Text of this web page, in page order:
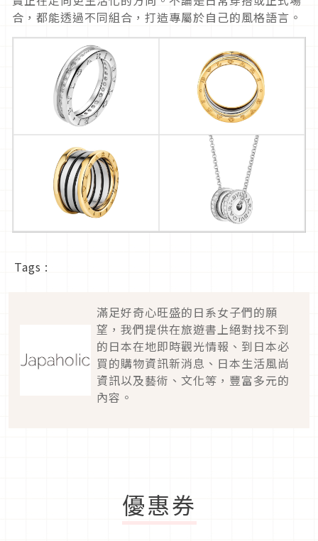
合，都能透過不同組合， 打造專屬於自己的風格語言。
Tags :
滿足好奇心旺盛的日系女子們的願
望，我們提供在旅遊書上絕對找不到
的日本在地即時觀光情報、到日本必
買的購物資訊新消息、日本生活風尚
資訊以及藝術、文化等，豐富多元的
內容。
優惠券